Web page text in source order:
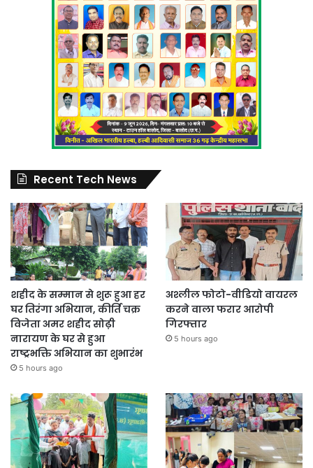
Recent Tech News
शहीद के सम्मान से शुरू हुआ हर
घर तिरंगा अभियान, कीर्ति चक्र
विजेता अमर शहीद सोढ़ी
नारायण के घर से हुआ
राष्ट्रभक्ति अभियान का शुभारंभ
5 hours ago
अश्लील फोटो-वीडियो वायरल
करने वाला फरार आरोपी
गिरफ्तार
5 hours ago